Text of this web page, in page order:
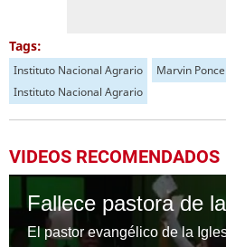
Tags:
Instituto Nacional Agrario Marvin Ponce
Instituto Nacional Agrario
VIDEOS RECOMENDADOS